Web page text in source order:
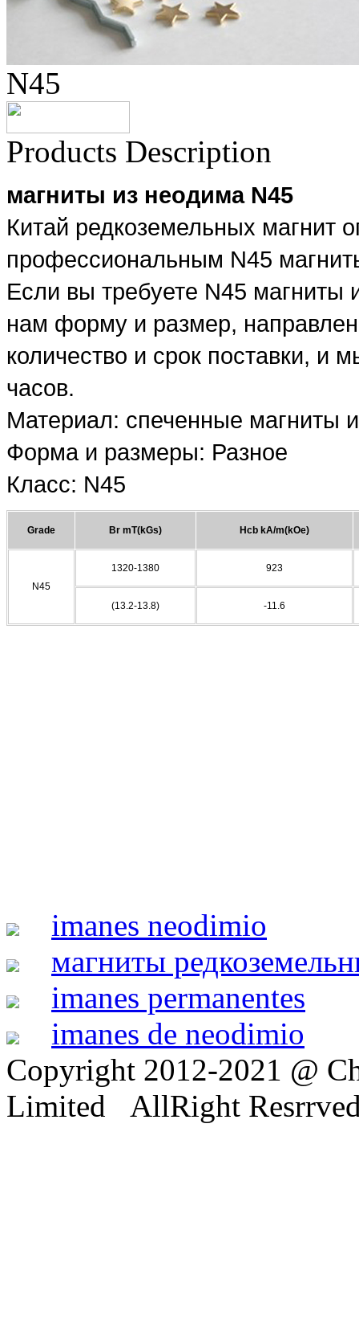
N45
Products Description
магниты из неодима N45
Китай редкоземельных магнит
профессиональным N45
Если вы требуете N45
нам форму и размер,
количество и срок поставки, и
часов.
Материал: спеченные магниты
Форма и размеры: Разное
Класс: N45
Grade Br mT(kGs) Hcb kA/m(kOe)
N45
1320-1380 923
(13.2-13.8) -11.6
imanes neodimio
магниты
imanes permanentes
imanes de neodimio
Copyright 2012-2021 @
Limited AllRight